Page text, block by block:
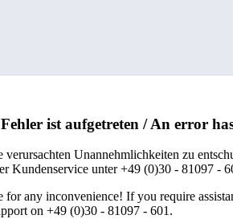
ist aufgetreten / An error
verursachten Unannehmlichkeiten zu
Kundenservice unter +49 (0)30 - 81097 -
for any inconvenience! If you require
on +49 (0)30 - 81097 - 601.